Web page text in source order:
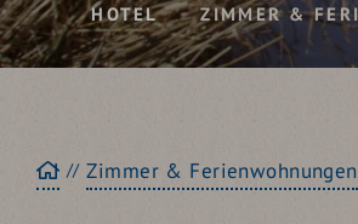
HOTEL ZIMMER &
Startseite
Zimmer & Ferienwohnungen